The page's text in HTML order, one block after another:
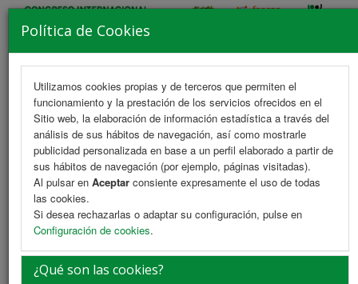
Política de Cookies
Utilizamos cookies propias y de terceros que permiten el
funcionamiento y la prestación de los servicios ofrecidos en el
Sitio web, la elaboración de información estadística a través del
análisis de sus hábitos de navegación, así como mostrarle
publicidad personalizada en base a un perfil elaborado a partir de
sus hábitos de navegación (por ejemplo, páginas visitadas).
Al pulsar en Aceptar consiente expresamente el uso de todas
las cookies.
Si desea rechazarlas o adaptar su configuración, pulse en
Configuración de cookies.
¿Qué son las cookies?
MENU
Congresos anteriores
XIII CONGRESO DE FAECAP, II CONGRESO
ACALEFYC Y X ENCUENTRO DE TUTORES 2025